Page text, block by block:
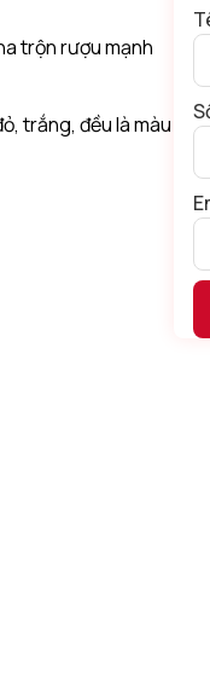
trộn rượu mạnh
trắng, đều là màu